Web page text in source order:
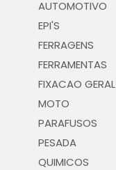
AUTOMOTIVO
EPI'S
FERRAGENS
FERRAMENTAS
FIXACAO GERAL
MOTO
PARAFUSOS
PESADA
QUIMICOS